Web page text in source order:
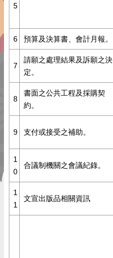
5
6 預算及決算書 、會計月報。
7
請願之處理結果及訴願之決
定。
8
書面之公共工程及採購契
約。
9 支付或接受之補助。
1
0
合議制機關之會議紀錄。
1
1
文宣出版品相關資訊